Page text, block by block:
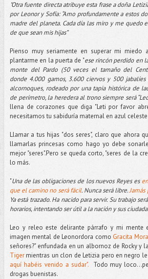
"Otra fuente directa atribuye esta frase a doña
por Leonor y Sofía: “Amo profundamente a estos
madre del planeta. Cada día las miro y me quedo
de que sean mis hijas”
Pienso muy seriamente en superar mi miedo
plantarme en la puerta de "ese rincón perdido en
monte del Pardo (50 veces el tamaño del
donde 4.000 gamos, 3.600 ciervos y 500
alcornoques, rodeado por una tapia histórica de
de perímetro, la heredera al trono siempre será
llena de corazones que diga "Leti por favor
necesitamos tu sabiduría maternal en azul
Llamar a tus hijas "dos seres", claro que ahora
llamarlas princesas como hago yo debe
mejor "seres".Pero se queda corto, "seres de la
lo más.
"Una de las obligaciones de los nuevos Reyes es
que el camino no será fácil. Nunca será libre.
Ya está trazado. Ha nacido para servir. Su trabajo
horarios, intentando ser útil a la nación y sus
Leo y releo este delirante párrafo y mi mente
imagen mental de Leonordora comoGracita
señores?" enfundada en un albornoz de Rocky y
Tigermientras un clon de Letizia pero en negro le
aquí habéis venido a sudar".Todo muy
drogas buenistas.